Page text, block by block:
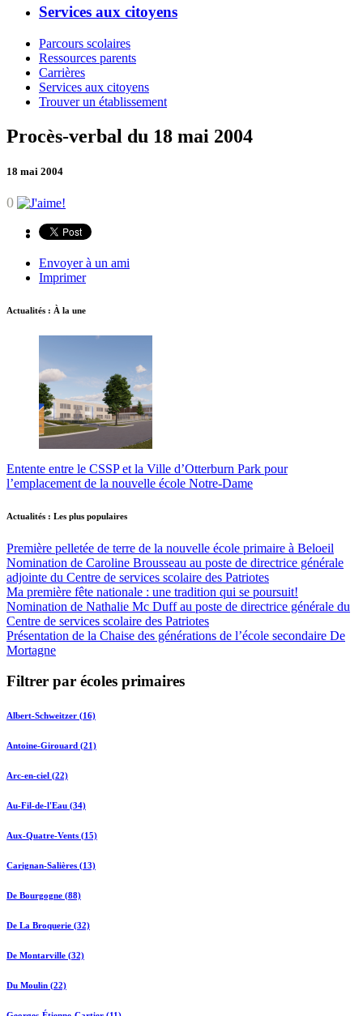
Services aux citoyens
Parcours scolaires
Ressources parents
Carrières
Services aux citoyens
Trouver un établissement
Procès-verbal du 18 mai 2004
18 mai 2004
0
Envoyer à un ami
Imprimer
Actualités : À la une
Entente entre le CSSP et la Ville d’Otterburn Park pour
l’emplacement de la nouvelle école Notre-Dame
Actualités : Les plus populaires
Première pelletée de terre de la nouvelle école primaire à Beloeil
Nomination de Caroline Brousseau au poste de directrice générale
adjointe du Centre de services scolaire des Patriotes
Ma première fête nationale : une tradition qui se poursuit!
Nomination de Nathalie Mc Duff au poste de directrice générale du
Centre de services scolaire des Patriotes
Présentation de la Chaise des générations de l’école secondaire De
Mortagne
Filtrer par écoles primaires
Albert-Schweitzer (16)
Antoine-Girouard (21)
Arc-en-ciel (22)
Au-Fil-de-l'Eau (34)
Aux-Quatre-Vents (15)
Carignan-Salières (13)
De Bourgogne (88)
De La Broquerie (32)
De Montarville (32)
Du Moulin (22)